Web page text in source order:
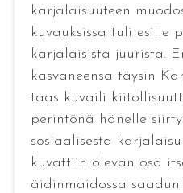
karjalaisuuteen
kuvauksissa tuli esille
karjalaisista juurista.
kasvaneensa täysin
taas kuvaili
perintönä hänelle
sosiaalisesta
kuvattiin olevan osa
äidinmaidossa